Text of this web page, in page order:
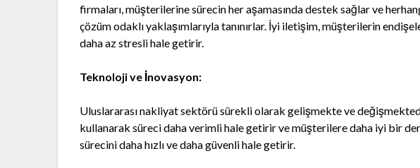
firmaları, müşterilerine sürecin her aşamasında destek sağlar ve
çözüm odaklı yaklaşımlarıyla tanınırlar. İyi iletişim, müşterilerin
daha az stresli hale getirir.
Teknoloji ve İnovasyon:
Uluslararası nakliyat sektörü sürekli olarak gelişmekte ve
kullanarak süreci daha verimli hale getirir ve müşterilere daha iyi bir
sürecini daha hızlı ve daha güvenli hale getirir.